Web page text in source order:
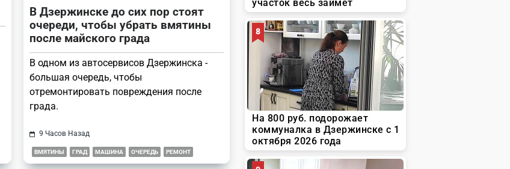
В Дзержинске до сих пор стоят
очереди, чтобы убрать вмятины
после майского града
В одном из автосервисов Дзержинска -
большая очередь, чтобы
отремонтировать повреждения после
града.
9 Часов Назад
ВМЯТИНЫ ГРАД МАШИНА ОЧЕРЕДЬ РЕМОНТ